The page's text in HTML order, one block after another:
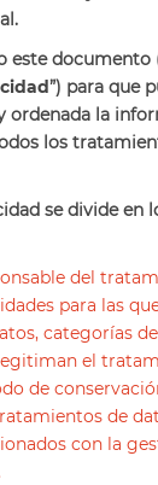
este documento
”) para que
ordenada la
los
se divide en
del
para las
categorías
el
de
de
con la